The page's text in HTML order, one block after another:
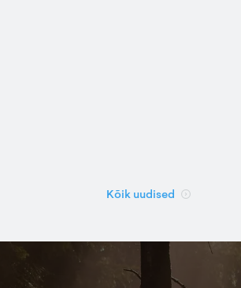
Kõik uudised